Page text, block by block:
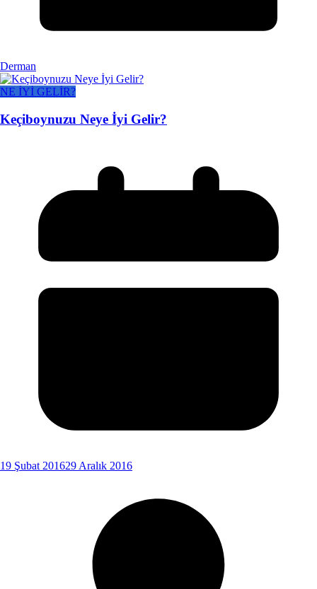
Derman
NE İYİ GELİR?
Keçiboynuzu Neye İyi Gelir?
19 Şubat 201629 Aralık 2016